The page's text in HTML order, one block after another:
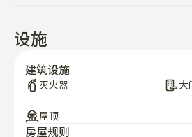
设施
建筑设施
屋顶